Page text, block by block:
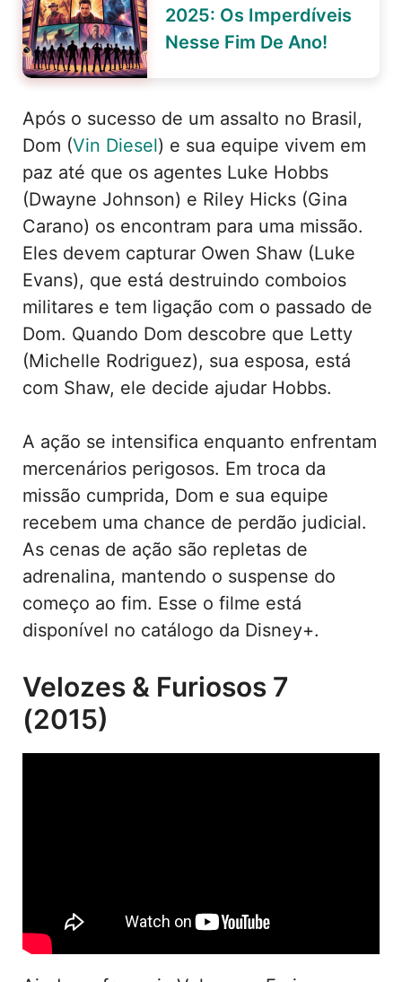
2025: Os Imperdíveis
Nesse Fim De Ano!
Após o sucesso de um assalto no Brasil,
Dom (Vin Diesel) e sua equipe vivem em
paz até que os agentes Luke Hobbs
(Dwayne Johnson) e Riley Hicks (Gina
Carano) os encontram para uma missão.
Eles devem capturar Owen Shaw (Luke
Evans), que está destruindo comboios
militares e tem ligação com o passado de
Dom. Quando Dom descobre que Letty
(Michelle Rodriguez), sua esposa, está
com Shaw, ele decide ajudar Hobbs.
A ação se intensifica enquanto enfrentam
mercenários perigosos. Em troca da
missão cumprida, Dom e sua equipe
recebem uma chance de perdão judicial.
As cenas de ação são repletas de
adrenalina, mantendo o suspense do
começo ao fim. Esse o filme está
disponível no catálogo da Disney+.
Velozes & Furiosos 7
(2015)